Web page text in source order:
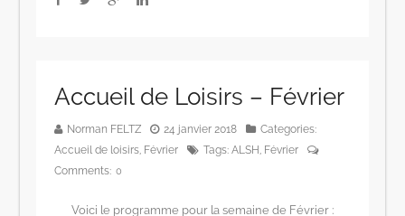
Accueil de Loisirs – Février
Norman FELTZ 24 janvier 2018
Categories:
Accueil de loisirs, Février Tags:ALSH , Février
Comments: 0
Voici le programme pour la semaine de Février :